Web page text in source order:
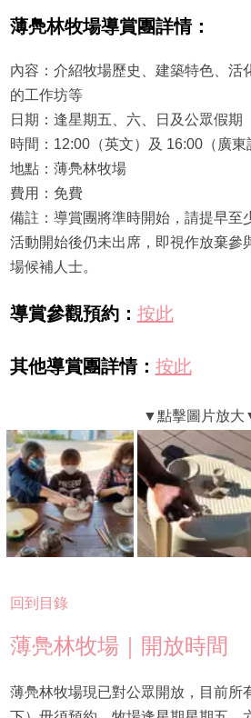
薄鳧林牧場導賞團詳情：
內容：介紹牧場歷史、建築特色、活
的工作坊等
日期：逢星期五、六、日及公眾假期
時間：12:00（英文）及 16:00（廣
地點：薄鳧林牧場
費用：免費
備註：導賞團將準時開始，請提早至
活動開始後仍未出席，即視作放棄參
場候補人士。
導賞參觀預約： 按此
其他導賞團詳情： 按此
回到目錄
薄鳧林牧場｜開放時間
薄鳧林牧場現已對公眾開放，目前所